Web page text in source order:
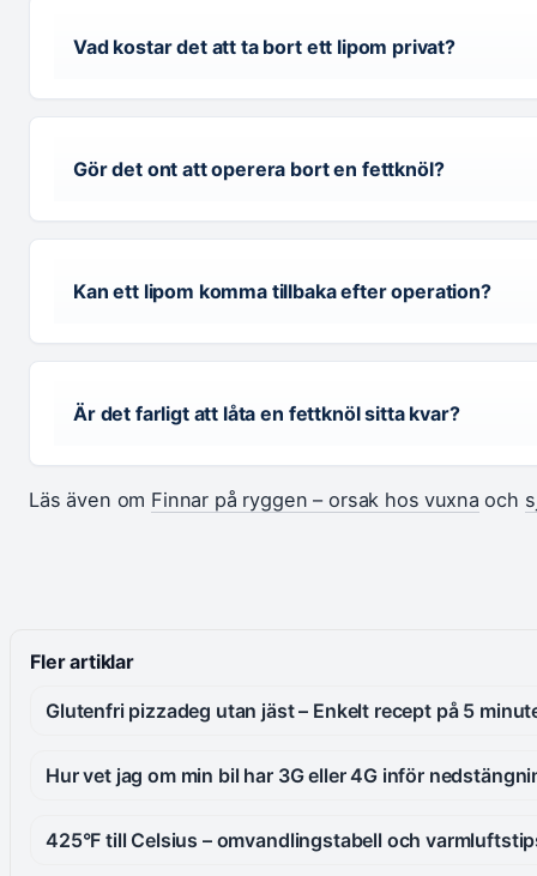
Vad kostar det att ta bort ett lipom privat?
Gör det ont att operera bort en fettknöl?
Kan ett lipom komma tillbaka efter operation?
Är det farligt att låta en fettknöl sitta kvar?
Läs även om Finnar på ryggen – orsak hos vuxna och
Fler artiklar
Glutenfri pizzadeg utan jäst – Enkelt recept på 5
Hur vet jag om min bil har 3G eller 4G inför
425°F till Celsius – omvandlingstabell och